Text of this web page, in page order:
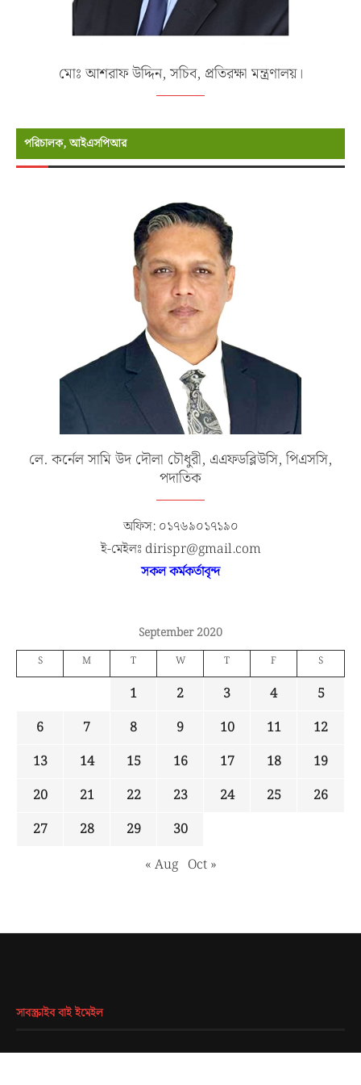
মোঃ আশরাফ উদ্দিন, সচিব, প্রতিরক্ষা মন্ত্রণালয়।
পরিচালক, আইএসপিআর
লে. কর্নেল সামি উদ দৌলা চৌধুরী, এএফডব্লিউসি, পিএসসি,
পদাতিক
অফিস: ০১৭৬৯০১৭১৯০
ই-মেইলঃ dirispr@gmail.com
সকল কর্মকর্তাবৃন্দ
September 2020
S M T W T F S
1 2 3 4
5
6
7 8 9 10 11
12
13
14 15 16 17 18
19
20
21 22 23 24 25
26
27
28 29
30
« Aug Oct »
সাবস্ক্রাইব বাই ইমেইল